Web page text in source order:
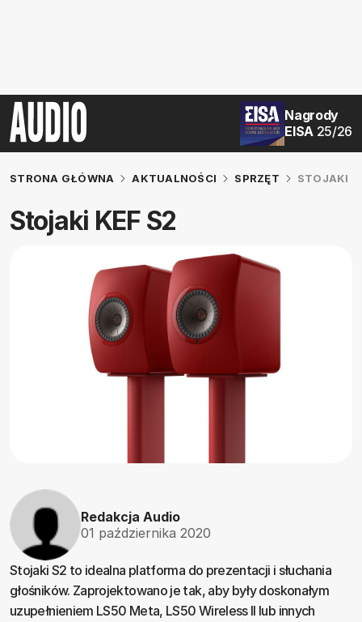
Nagrody
EISA 25/26
STRONA GŁÓWNA AKTUALNOŚCI SPRZĘT STOJAKI
Stojaki KEF S2
Redakcja Audio
01 października 2020
Stojaki S2 to idealna platforma do prezentacji i słuchania
głośników. Zaprojektowano je tak, aby były doskonałym
uzupełnieniem LS50 Meta, LS50 Wireless II lub innych